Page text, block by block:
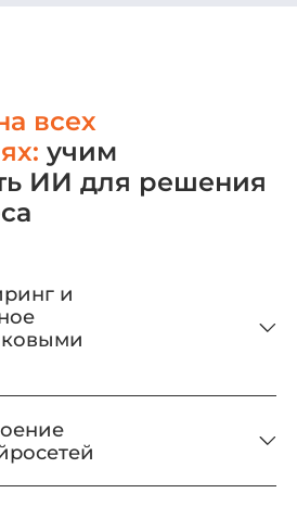
всех
учим
ИИ для решения
и